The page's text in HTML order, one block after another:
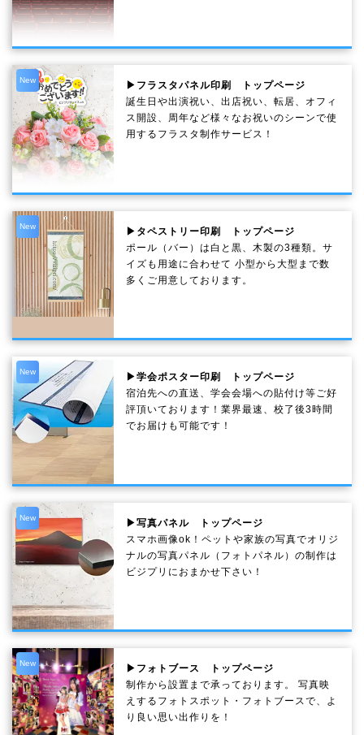
New
▶フラスタパネル印刷 トップページ
誕生日や出演祝い、出店祝い、転居、オフィ
ス開設、周年など様々なお祝いのシーンで使
用するフラスタ制作サービス！
New
▶タペストリー印刷 トップページ
ポール（バー）は白と黒、木製の3種類。サ
イズも用途に合わせて 小型から大型まで数
多くご用意しております。
New
▶学会ポスター印刷 トップページ
宿泊先への直送、学会会場への貼付け等ご好
評頂いております！業界最速、校了後3時間
でお届けも可能です！
New
▶写真パネル トップページ
スマホ画像ok！ペットや家族の写真でオリジ
ナルの写真パネル（フォトパネル）の制作は
ビジプリにおまかせ下さい！
New
▶フォトブース トップページ
制作から設置まで承っております。 写真映
えするフォトスポット・フォトブースで、よ
り良い思い出作りを！